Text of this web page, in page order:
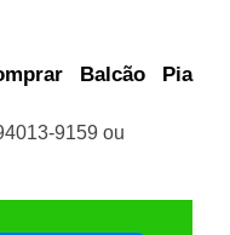
Balcão Pia
9159 ou